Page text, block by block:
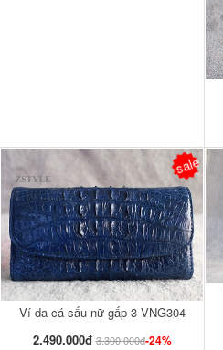
Ví da cá sấu nữ gấp 3 VNG304
2.490.000đ 3.300.000đ-24%
sale